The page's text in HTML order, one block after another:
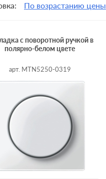
По возрастанию цены
с поворотной ручкой в
полярно-белом цвете
арт. MTN5250-0319